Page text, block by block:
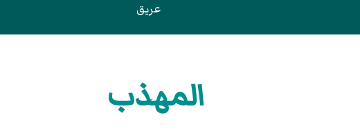
عريق
المهذب